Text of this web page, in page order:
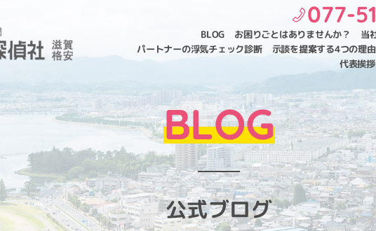
077-
BLOG お困りごとはありませんか？
当
パートナーの浮気チェック診断
示談を提案する4つの理由
代表挨拶
BLOG
公式ブログ